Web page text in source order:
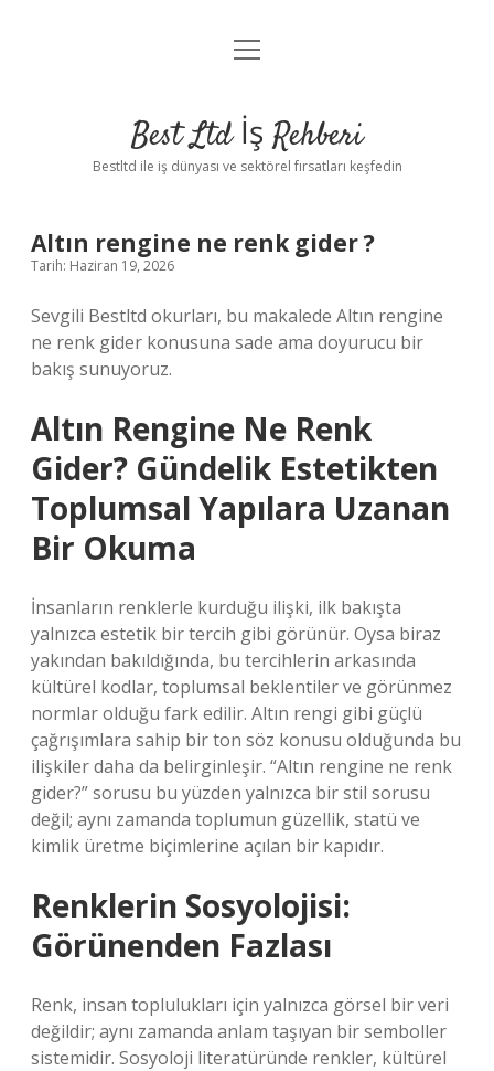
Anasayfa
Yasal Uyarı
menüyü
Best Ltd İş Rehberi
Bestltd ile iş dünyası ve sektörel fırsatları keşfedin
Altın rengine ne renk gider ?
Tarih: Haziran 19, 2026
Sevgili Bestltd okurları, bu makalede Altın rengine
ne renk gider konusuna sade ama doyurucu bir
bakış sunuyoruz.
Altın Rengine Ne Renk
Gider? Gündelik Estetikten
Toplumsal Yapılara Uzanan
Bir Okuma
İnsanların renklerle kurduğu ilişki, ilk bakışta
yalnızca estetik bir tercih gibi görünür. Oysa biraz
yakından bakıldığında, bu tercihlerin arkasında
kültürel kodlar, toplumsal beklentiler ve görünmez
normlar olduğu fark edilir. Altın rengi gibi güçlü
çağrışımlara sahip bir ton söz konusu olduğunda bu
ilişkiler daha da belirginleşir. “Altın rengine ne renk
gider?” sorusu bu yüzden yalnızca bir stil sorusu
değil; aynı zamanda toplumun güzellik, statü ve
kimlik üretme biçimlerine açılan bir kapıdır.
Renklerin Sosyolojisi:
Görünenden Fazlası
Renk, insan toplulukları için yalnızca görsel bir veri
değildir; aynı zamanda anlam taşıyan bir semboller
sistemidir. Sosyoloji literatüründe renkler, kültürel